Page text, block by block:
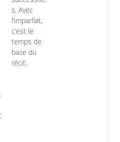
s. Avec
l’imparfait,
c’est le
temps de
base du
récit.